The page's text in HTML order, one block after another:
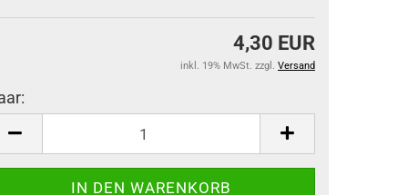
4,30 EUR
inkl. 19% MwSt. zzgl. Versand